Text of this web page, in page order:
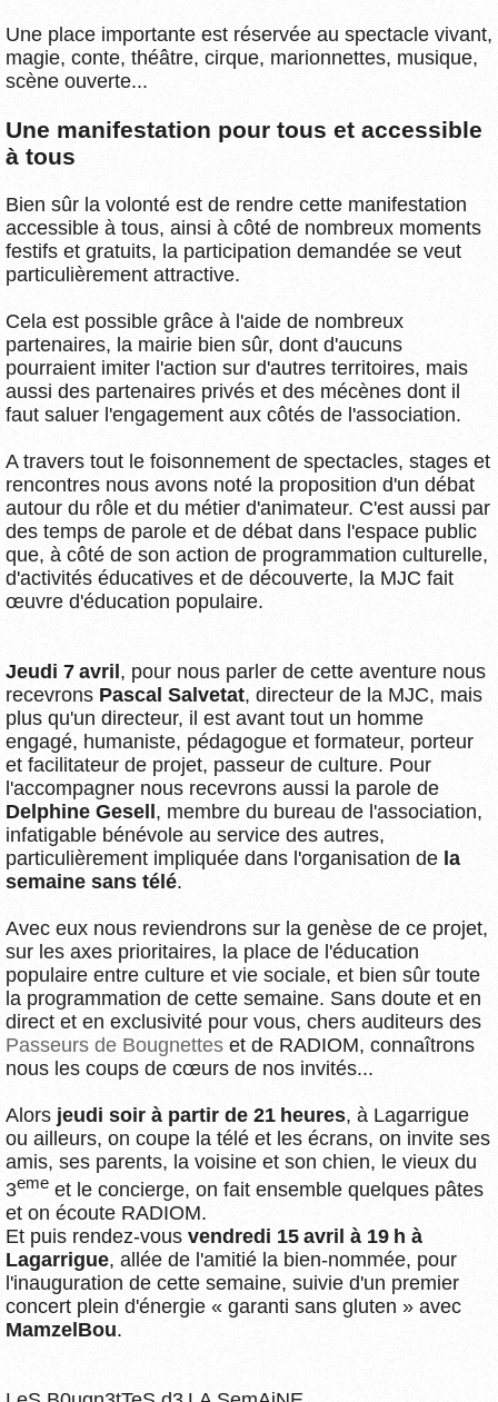
Une place importante est réservée au spectacle vivant,
magie, conte, théâtre, cirque, marionnettes, musique,
scène ouverte...
Une manifestation pour tous et accessible
à tous
Bien sûr la volonté est de rendre cette manifestation
accessible à tous, ainsi à côté de nombreux moments
festifs et gratuits, la participation demandée se veut
particulièrement attractive.
Cela est possible grâce à l'aide de nombreux
partenaires, la mairie bien sûr, dont d'aucuns
pourraient imiter l'action sur d'autres territoires, mais
aussi des partenaires privés et des mécènes dont il
faut saluer l'engagement aux côtés de l'association.
A travers tout le foisonnement de spectacles, stages et
rencontres nous avons noté la proposition d'un débat
autour du rôle et du métier d'animateur. C'est aussi par
des temps de parole et de débat dans l'espace public
que, à côté de son action de programmation culturelle,
d'activités éducatives et de découverte, la MJC fait
œuvre d'éducation populaire.
Jeudi 7 avril, pour nous parler de cette aventure nous
recevrons Pascal Salvetat, directeur de la MJC, mais
plus qu'un directeur, il est avant tout un homme
engagé, humaniste, pédagogue et formateur, porteur
et facilitateur de projet, passeur de culture. Pour
l'accompagner nous recevrons aussi la parole de
Delphine Gesell, membre du bureau de l'association,
infatigable bénévole au service des autres,
particulièrement impliquée dans l'organisation de la
semaine sans télé.
Avec eux nous reviendrons sur la genèse de ce projet,
sur les axes prioritaires, la place de l'éducation
populaire entre culture et vie sociale, et bien sûr toute
la programmation de cette semaine. Sans doute et en
direct et en exclusivité pour vous, chers auditeurs des
Passeurs de Bougnettes et de RADIOM, connaîtrons
nous les coups de cœurs de nos invités...
Alors jeudi soir à partir de 21 heures, à Lagarrigue
ou ailleurs, on coupe la télé et les écrans, on invite ses
amis, ses parents, la voisine et son chien, le vieux du
3eme et le concierge, on fait ensemble quelques pâtes
et on écoute RADIOM.
Et puis rendez-vous vendredi 15 avril à 19 h à
Lagarrigue, allée de l'amitié la bien-nommée, pour
l'inauguration de cette semaine, suivie d'un premier
concert plein d'énergie « garanti sans gluten » avec
MamzelBou.